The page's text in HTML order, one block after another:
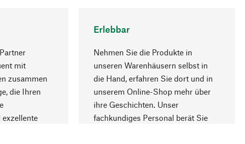
mit
zusammen
die Ihren
Erlebbar
Nehmen Sie die Produkte in
unseren Warenhäusern selbst in
die Hand, erfahren Sie dort und in
unserem Online-Shop mehr über
ihre Geschichten. Unser
fachkundiges Personal berät Sie